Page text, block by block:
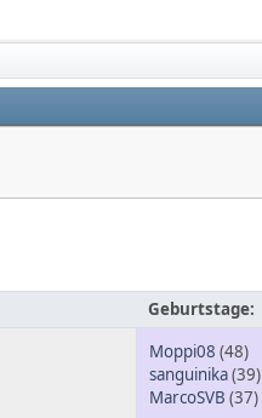
Geburtstage:
Moppi08 (48)
sanguinika(39)
MarcoSVB (37)